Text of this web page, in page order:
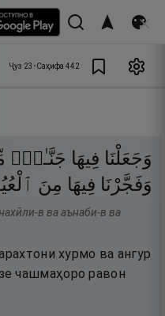
Ҷуз 23 •Саҳифа 442
وَجَعَلْنَا فِيهَا جَنَّـٰتٍۢ
وَفَجَّرْنَا فِيهَا مِنَ
в ва аънаби-в ва
хурмо ва ангур
чашмаҳоро равон